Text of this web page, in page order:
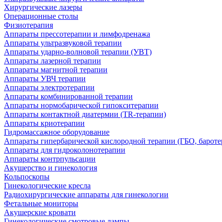
Хирургические лазеры
Операционные столы
Физиотерапия
Аппараты прессотерапии и лимфодренажа
Аппараты ультразвуковой терапии
Аппараты ударно-волновой терапии (УВТ)
Аппараты лазерной терапии
Аппараты магнитной терапии
Аппараты УВЧ терапии
Аппараты электротерапии
Аппараты комбинированной терапии
Аппараты нормобарической гипокситерапии
Аппараты контактной диатермии (TR-терапии)
Аппараты криотерапии
Гидромассажное оборудование
Аппараты гипербарической кислородной терапии (ГБО,
Аппараты для гидроколонотерапии
Аппараты контрпульсации
Акушерство и гинекология
Кольпоскопы
Гинекологические кресла
Радиохирургические аппараты для гинекологии
Фетальные мониторы
Акушерские кровати